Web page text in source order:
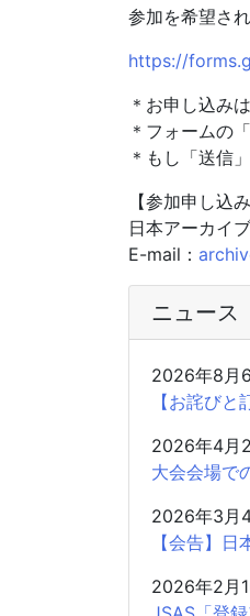
参加を希望さ
https://
＊お申し込み
＊フォームの
＊もし「送信
【参加申し込
日本アーカイ
E-mail：
ニュース
2026年8月
【お詫び
2026年4月
大会会場で
2026年3月
【会告】
2026年2月